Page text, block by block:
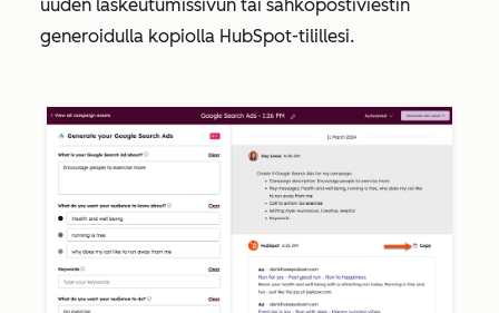
uuden laskeutumissivun tai sähköpostiviestin
generoidulla kopiolla HubSpot-tilillesi.